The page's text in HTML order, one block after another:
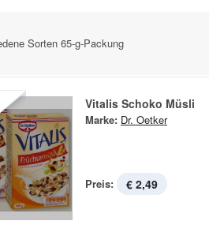
Sorten 65-g-Packung
Vitalis Schoko Müsli
Marke: Dr. Oetker
Preis: € 2,49